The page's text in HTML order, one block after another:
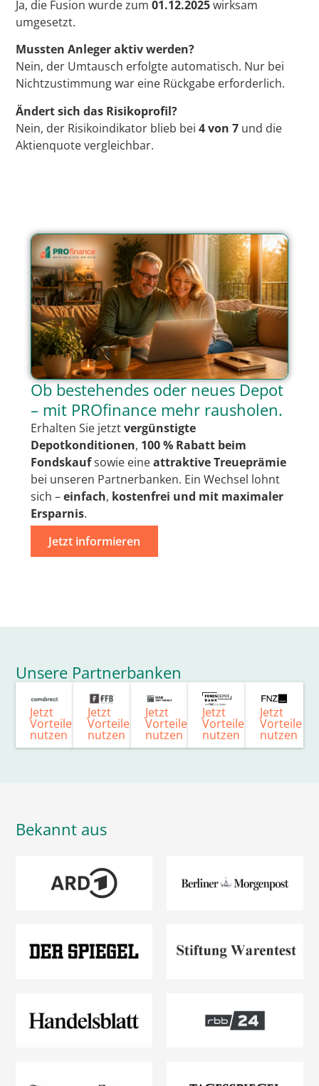
Ja, die Fusion wurde zum01.12.2025wirksam
umgesetzt.
Mussten Anleger aktiv werden?
Nein, der Umtausch erfolgte automatisch. Nur bei
Nichtzustimmung war eine Rückgabe erforderlich.
Ändert sich das Risikoprofil?
Nein, der Risikoindikator blieb bei4 von 7 und die
Aktienquote vergleichbar.
Ob bestehendes oder neues Depot
– mit PROfinance mehr rausholen.
Erhalten Sie jetztvergünstigte
Depotkonditionen, 100 % Rabatt beim
Fondskaufsowie eineattraktive Treueprämie
bei unseren Partnerbanken. Ein Wechsel lohnt
sich –einfach, kostenfrei und mit maximaler
Ersparnis.
Jetzt informieren
Unsere Partnerbanken
Jetzt
Vorteile
nutzen
Jetzt
Vorteile
nutzen
Jetzt
Vorteile
nutzen
Jetzt
Vorteile
nutzen
Jetzt
Vorteile
nutzen
Bekannt aus